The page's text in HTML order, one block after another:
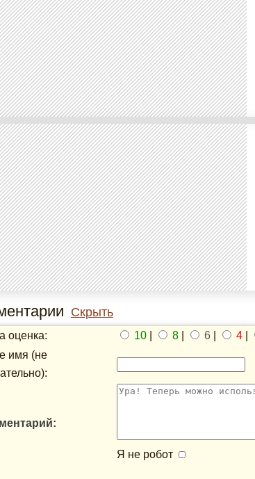
Скрыть
оценка: 10| 8| 6| 4|
имя (не
Я не робот